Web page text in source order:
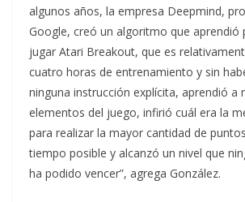
algunos años, la empresa Deepmind,
Google, creó un algoritmo que aprendió
jugar Atari Breakout, que es
cuatro horas de entrenamiento y sin
ninguna instrucción explícita, aprendió a
elementos del juego, infirió cuál era la
para realizar la mayor cantidad de
tiempo posible y alcanzó un nivel que
ha podido vencer”, agrega González.